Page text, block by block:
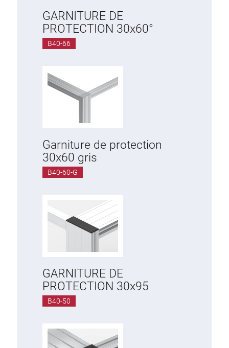
GARNITURE DE
PROTECTION 30x60°
B40-66
Garniture de protection
30x60 gris
B40-60-G
GARNITURE DE
PROTECTION 30x95
B40-50